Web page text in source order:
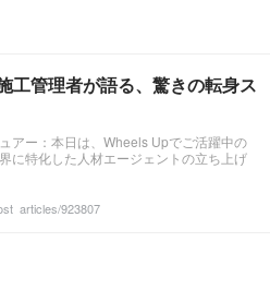
工管理者が語る、驚きの転身ス
アー：本日は、Wheels Upでご活躍中の
に特化した人材エージェントの立ち上げ
923807